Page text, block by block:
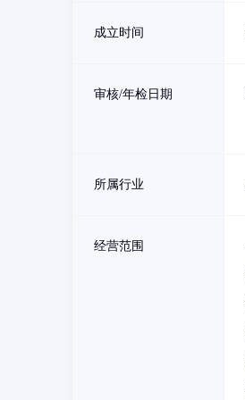
成立时间
审核/年检日期
所属行业
经营范围